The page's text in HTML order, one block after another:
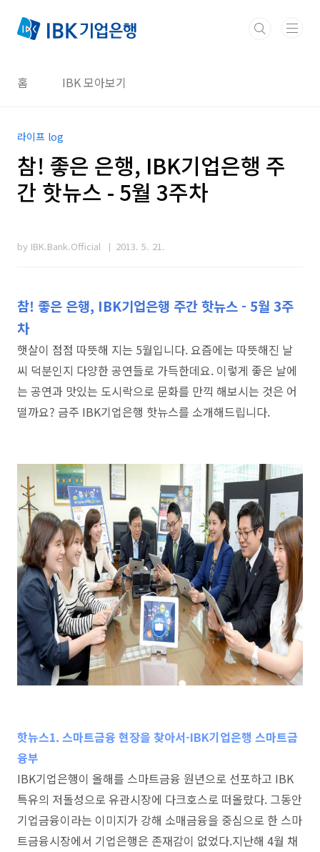
홈 IBK 모아보기
라이프 log
참! 좋은 은행, IBK기업은행 주
간 핫뉴스 - 5월 3주차
by IBK.Bank.Official 2013. 5. 21.
참! 좋은 은행, IBK기업은행 주간 핫뉴스 - 5월 3주
차
햇살이 점점 따뜻해 지는 5월입니다. 요즘에는 따뜻해진 날
씨 덕분인지 다양한 공연들로 가득한데요. 이렇게 좋은 날에
는 공연과 맛있는 도시락으로 문화를 만끽 해보시는 것은 어
떨까요? 금주 IBK기업은행 핫뉴스를 소개해드립니다.
핫뉴스1. 스마트금융 현장을 찾아서-IBK기업은행 스마트금
융부
IBK기업은행이 올해를 스마트금융 원년으로 선포하고 IBK
특유의 저돌성으로 유관시장에 다크호스로 떠올랐다. 그동안
기업금융이라는 이미지가 강해 소매금융을 중심으로 한 스마
트금융시장에서 기업은행은 존재감이 없었다.지난해 4월 채